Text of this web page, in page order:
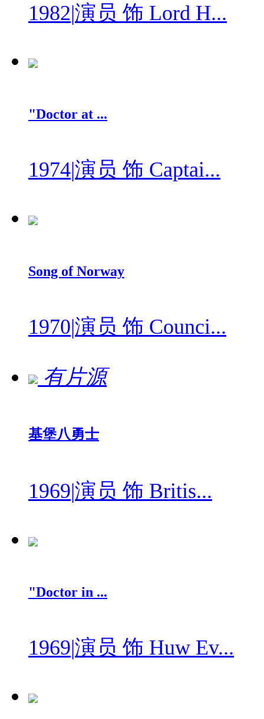
1982|演员 饰 Lord H...
"Doctor at ...
1974|演员 饰 Captai...
Song of Norway
1970|演员 饰 Counci...
有片源
基堡八勇士
1969|演员 饰 Britis...
"Doctor in ...
1969|演员 饰 Huw Ev...